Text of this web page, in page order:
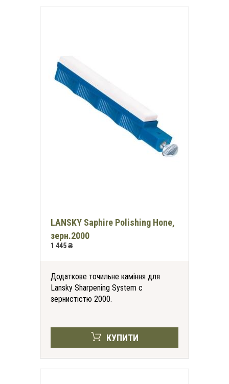
LANSKY Saphire Polishing Hone,
зерн.2000
1 445 ₴
Додаткове точильне каміння для
Lansky Sharpening System с
зернистістю 2000.
КУПИТИ